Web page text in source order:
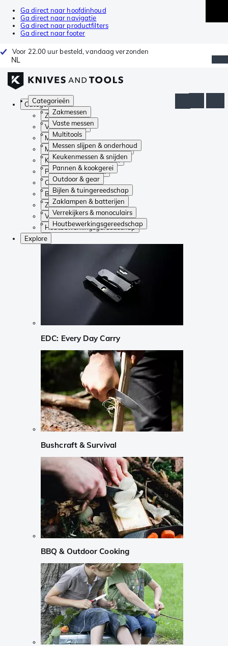
Ga direct naar hoofdinhoud
Ga direct naar navigatie
Ga direct naar productfilters
Ga direct naar footer
Voor 22.00 uur besteld, vandaag verzonden
NL
Categorieën
Zakmessen
Vaste messen
Multitools
Messen slijpen & onderhoud
Keukenmessen & snijden
Pannen & kookgerei
Outdoor & gear
Bijlen & tuingereedschap
Zaklampen & batterijen
Verrekijkers & monoculairs
Houtbewerkingsgereedschap
Categorieën
Zakmessen
Vaste messen
Multitools
Messen slijpen & onderhoud
Keukenmessen & snijden
Pannen & kookgerei
Outdoor & gear
Bijlen & tuingereedschap
Zaklampen & batterijen
Verrekijkers & monoculairs
Houtbewerkingsgereedschap
Explore
EDC: Every Day Carry
Bushcraft & Survival
BBQ & Outdoor Cooking